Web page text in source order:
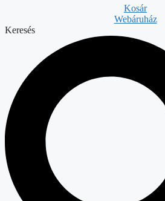
Kosár
Webáruház
Keresés